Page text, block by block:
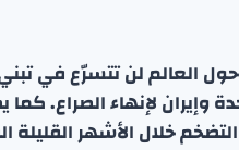
العالم لن تتسرّع في
وإيران لإنهاء الصراع.
خلال الأشهر القليلة